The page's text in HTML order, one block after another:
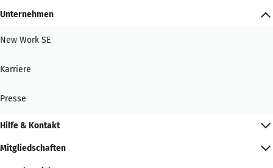
Unternehmen
New Work SE
Karriere
Presse
Hilfe & Kontakt
Mitgliedschaften